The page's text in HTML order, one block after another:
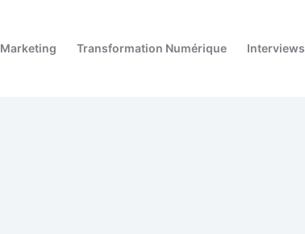
Marketing Transformation Numérique Interviews